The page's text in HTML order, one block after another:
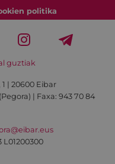
politika
guztiak
| 20600 Eibar
| Faxa: 943 70 84
L01200300